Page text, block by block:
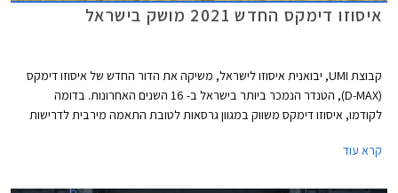
איסוזו דימקס החדש 2021 מושק בישראל
קבוצת UMI, יבואנית איסוזו לישראל, משיקה את הדור החדש של איסוזו דימקס
(D-MAX), הטנדר הנמכר ביותר בישראל ב- 16 השנים האחרונות. בדומה
לקודמו, איסוזו דימקס משווק במגוון גרסאות לטובת התאמה מירבית לדרישות
ידני או אוטומטי, והנעה אחורית או כפולה 4x4.
קרא עוד